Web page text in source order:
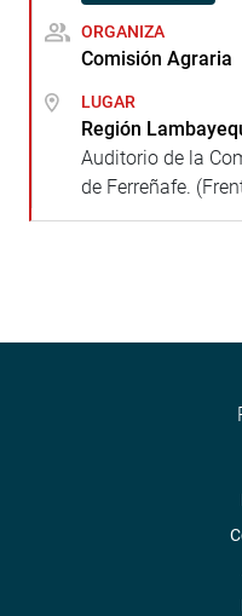
ORGANIZA
Comisión Agraria
LUGAR
Región
Auditorio de la
de Ferreñafe.